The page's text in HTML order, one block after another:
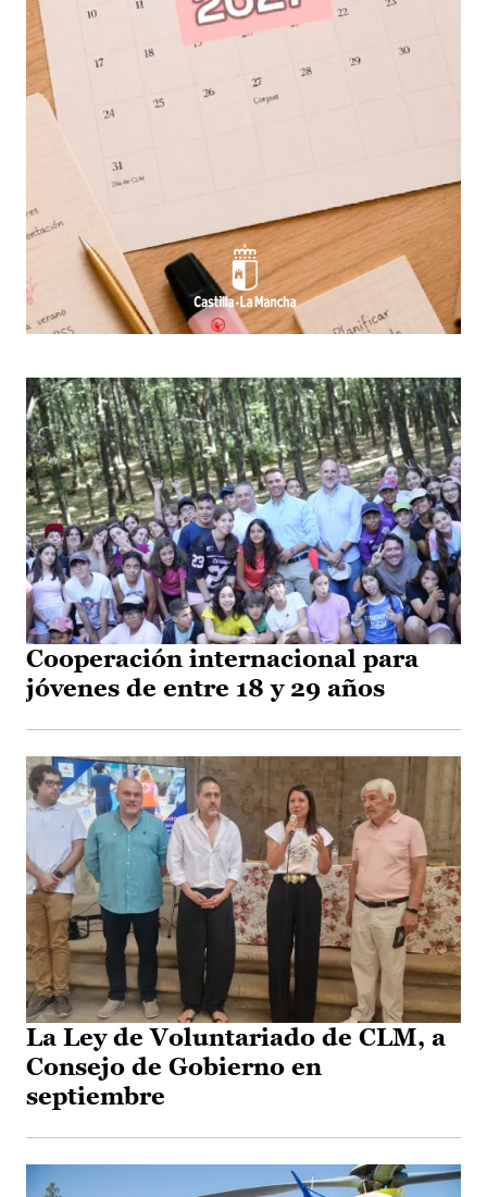
Cooperación internacional para
jóvenes de entre 18 y 29 años
La Ley de Voluntariado de CLM, a
Consejo de Gobierno en
septiembre